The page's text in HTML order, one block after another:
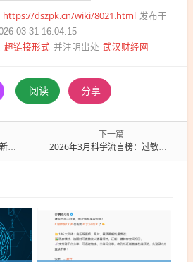
https://dszpk.cn/wiki/8021.html 发布于
03-31 16:04:15
超链接形式 并注明出处 武汉财经网
阅读 分享
信
下一篇
2026年3月科学流言榜：过敏是因为免疫力差、汽车车身轻等于安全性下降等系谣言